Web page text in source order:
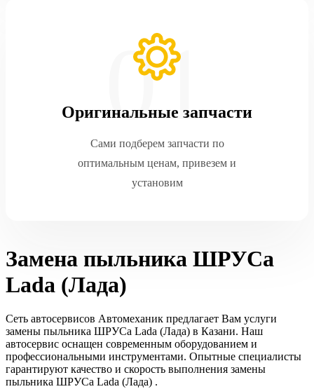
Оригинальные запчасти
Сами подберем запчасти по
оптимальным ценам, привезем и
установим
Замена пыльника ШРУСа
Lada (Лада)
Сеть автосервисов Автомеханик предлагает Вам услуги
замены пыльника ШРУСа Lada (Лада) в Казани. Наш
автосервис оснащен современным оборудованием и
профессиональными инструментами. Опытные специалисты
гарантируют качество и скорость выполнения замены
пыльника ШРУСа Lada (Лада) .